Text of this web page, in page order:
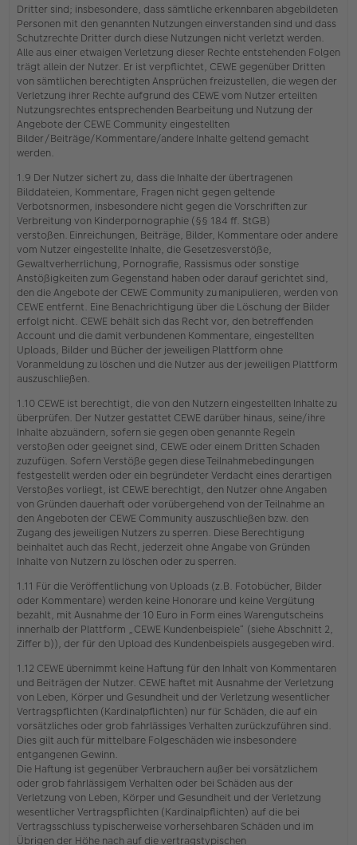
Dritter sind; insbesondere, dass sämtliche erkennbaren abgebildeten
Personen mit den genannten Nutzungen einverstanden sind und dass
Schutzrechte Dritter durch diese Nutzungen nicht verletzt werden.
Alle aus einer etwaigen Verletzung dieser Rechte entstehenden Folgen
trägt allein der Nutzer. Er ist verpflichtet, CEWE gegenüber Dritten
von sämtlichen berechtigten Ansprüchen freizustellen, die wegen der
Verletzung ihrer Rechte aufgrund des CEWE vom Nutzer erteilten
Nutzungsrechtes entsprechenden Bearbeitung und Nutzung der
Angebote der CEWE Community eingestellten
Bilder/Beiträge/Kommentare/andere Inhalte geltend gemacht
werden.
1.9 Der Nutzer sichert zu, dass die Inhalte der übertragenen
Bilddateien, Kommentare, Fragen nicht gegen geltende
Verbotsnormen, insbesondere nicht gegen die Vorschriften zur
Verbreitung von Kinderpornographie (§§ 184 ff. StGB)
verstoßen. Einreichungen, Beiträge, Bilder, Kommentare oder andere
vom Nutzer eingestellte Inhalte, die Gesetzesverstöße,
Gewaltverherrlichung, Pornografie, Rassismus oder sonstige
Anstößigkeiten zum Gegenstand haben oder darauf gerichtet sind,
den die Angebote der CEWE Community zu manipulieren, werden von
CEWE entfernt. Eine Benachrichtigung über die Löschung der Bilder
erfolgt nicht. CEWE behält sich das Recht vor, den betreffenden
Account und die damit verbundenen Kommentare, eingestellten
Uploads, Bilder und Bücher der jeweiligen Plattform ohne
Voranmeldung zu löschen und die Nutzer aus der jeweiligen Plattform
auszuschließen.
1.10 CEWE ist berechtigt, die von den Nutzern eingestellten Inhalte zu
überprüfen. Der Nutzer gestattet CEWE darüber hinaus, seine/ihre
Inhalte abzuändern, sofern sie gegen oben genannte Regeln
verstoßen oder geeignet sind, CEWE oder einem Dritten Schaden
zuzufügen. Sofern Verstöße gegen diese Teilnahmebedingungen
festgestellt werden oder ein begründeter Verdacht eines derartigen
Verstoßes vorliegt, ist CEWE berechtigt, den Nutzer ohne Angaben
von Gründen dauerhaft oder vorübergehend von der Teilnahme an
den Angeboten der CEWE Community auszuschließen bzw. den
Zugang des jeweiligen Nutzers zu sperren. Diese Berechtigung
beinhaltet auch das Recht, jederzeit ohne Angabe von Gründen
Inhalte von Nutzern zu löschen oder zu sperren.
1.11 Für die Veröffentlichung von Uploads (z.B. Fotobücher, Bilder
oder Kommentare) werden keine Honorare und keine Vergütung
bezahlt, mit Ausnahme der 10 Euro in Form eines Warengutscheins
innerhalb der Plattform „CEWE Kundenbeispiele“ (siehe Abschnitt 2,
Ziffer b)), der für den Upload des Kundenbeispiels ausgegeben wird.
1.12 CEWE übernimmt keine Haftung für den Inhalt von Kommentaren
und Beiträgen der Nutzer. CEWE haftet mit Ausnahme der Verletzung
von Leben, Körper und Gesundheit und der Verletzung wesentlicher
Vertragspflichten (Kardinalpflichten) nur für Schäden, die auf ein
vorsätzliches oder grob fahrlässiges Verhalten zurückzuführen sind.
Dies gilt auch für mittelbare Folgeschäden wie insbesondere
entgangenen Gewinn.
Die Haftung ist gegenüber Verbrauchern außer bei vorsätzlichem
oder grob fahrlässigem Verhalten oder bei Schäden aus der
Verletzung von Leben, Körper und Gesundheit und der Verletzung
wesentlicher Vertragspflichten (Kardinalpflichten) auf die bei
Vertragsschluss typischerweise vorhersehbaren Schäden und im
Übrigen der Höhe nach auf die vertragstypischen